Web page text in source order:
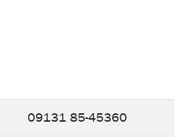
09131 85-45360